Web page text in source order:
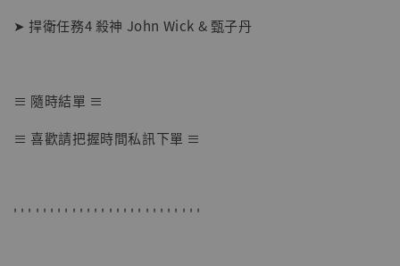
【店內現貨】七龍珠 系列蒐藏雕像 悟空 鳥山
NT$ 5,580
➤ 捍衛任務4 殺神 John Wick & 甄子丹
≡ 隨時結單 ≡
≡ 喜歡請把握時間私訊下單 ≡
' ' ' ' ' ' ' ' ' ' ' ' ' ' ' ' ' ' ' ' ' ' ' ' ' '